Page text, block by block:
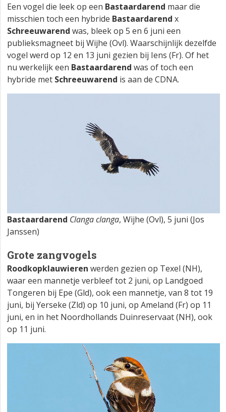
Een vogel die leek op een Bastaardarend maar die
misschien toch een hybride Bastaardarend x
Schreeuwarend was, bleek op 5 en 6 juni een
publieksmagneet bij Wijhe (Ovl). Waarschijnlijk dezelfde
vogel werd op 12 en 13 juni gezien bij Iens (Fr). Of het
nu werkelijk een Bastaardarend was of toch een
hybride met Schreeuwarend is aan de CDNA.
Bastaardarend Clanga clanga, Wijhe (Ovl), 5 juni (Jos
Janssen)
Grote zangvogels
Roodkopklauwieren werden gezien op Texel (NH),
waar een mannetje verbleef tot 2 juni, op Landgoed
Tongeren bij Epe (Gld), ook een mannetje, van 8 tot 19
juni, bij Yerseke (Zld) op 10 juni, op Ameland (Fr) op 11
juni, en in het Noordhollands Duinreservaat (NH), ook
op 11 juni.